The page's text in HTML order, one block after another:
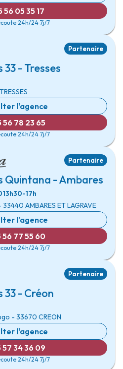
56 05 35 17
24h/24 7j/7
Partenaire
33 - Tresses
TRESSES
l'agence
56 78 23 65
24h/24 7j/7
Partenaire
Quintana - Ambares
13h30-17h
33440 AMBARES ET LAGRAVE
l'agence
56 77 55 60
24h/24 7j/7
Partenaire
33 - Créon
- 33670 CREON
l'agence
57 34 36 09
24h/24 7j/7